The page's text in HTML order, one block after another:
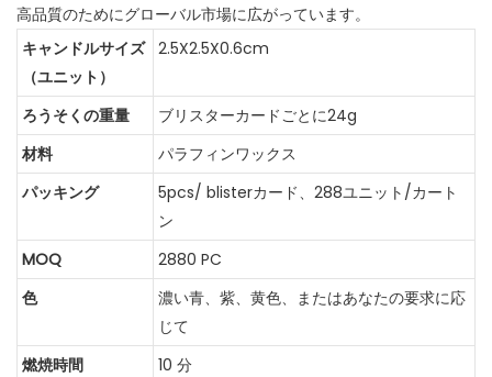
高品質のためにグローバル市場に広がっています。
キャンドルサイズ
（ユニット）
2.5X2.5X0.6cm
ろうそくの重量
ブリスターカードごとに24g
材料
パラフィンワックス
パッキング
5pcs/ blisterカード、288ユニット/カート
ン
MOQ
2880 PC
色
濃い青、紫、黄色、またはあなたの要求に応
じて
燃焼時間
10 分